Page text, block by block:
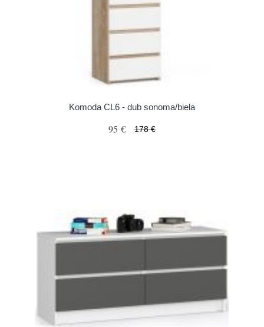
Komoda CL6 - dub sonoma/biela
95 € 178 €